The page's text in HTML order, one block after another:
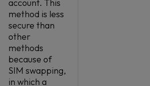
account. This
method is less
secure than
other
methods
because of
SIM swapping,
in which a